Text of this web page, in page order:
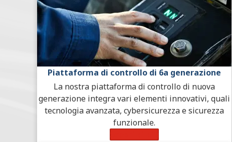
Piattaforma di controllo di 6a generazione
La nostra piattaforma di controllo di nuova
generazione integra vari elementi innovativi, quali
tecnologia avanzata, cybersicurezza e sicurezza
funzionale.